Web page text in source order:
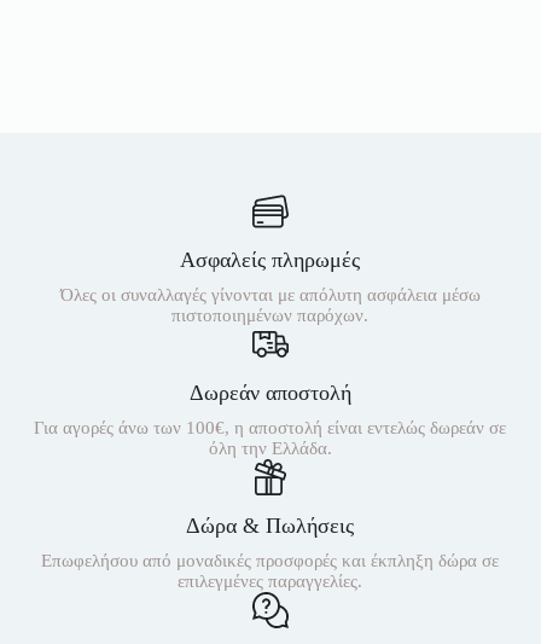
Ασφαλείς πληρωμές
Όλες οι συναλλαγές γίνονται με απόλυτη ασφάλεια μέσω
πιστοποιημένων παρόχων.
Δωρεάν αποστολή
Για αγορές άνω των 100€, η αποστολή είναι εντελώς δωρεάν σε
όλη την Ελλάδα.
Δώρα & Πωλήσεις
Επωφελήσου από μοναδικές προσφορές και έκπληξη δώρα σε
επιλεγμένες παραγγελίες.